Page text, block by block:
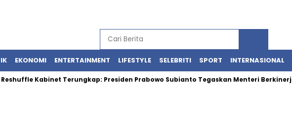
EKONOMI ENTERTAINMENT LIFESTYLE SELEBRITI SPORT INTERNASIONAL
Kabinet Terungkap: Presiden Prabowo Subianto Tegaskan Menteri Berkinerja Baik